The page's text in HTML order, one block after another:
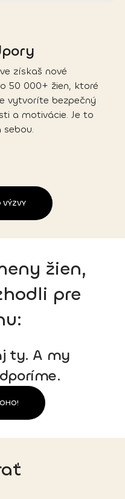
získaš nové
50 000+ žien, ktoré
vytvoríte bezpečný
a motivácie. Je to
VÝZVY
žien,
pre
ty. A my